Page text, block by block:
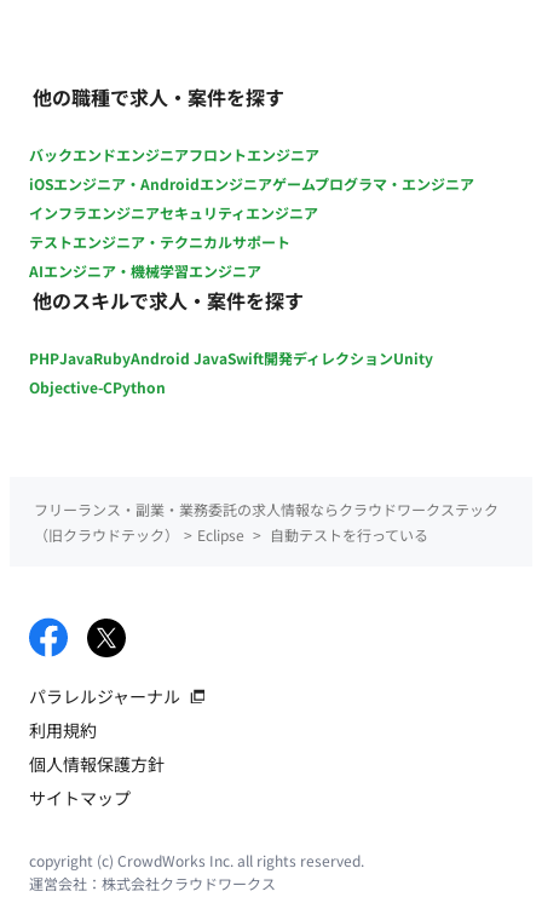
他の職種で求人・案件を探す
バックエンドエンジニアフロントエンジニア
iOSエンジニア・Androidエンジニアゲームプログラマ・エンジニア
インフラエンジニアセキュリティエンジニア
テストエンジニア・テクニカルサポート
AIエンジニア・機械学習エンジニア
他のスキルで求人・案件を探す
PHPJavaRubyAndroid JavaSwift開発ディレクションUnity
Objective-CPython
フリーランス・副業・業務委託の求人情報ならクラウドワークステック
（旧クラウドテック）
> Eclipse > 自動テストを行っている
パラレルジャーナル
利用規約
個人情報保護方針
サイトマップ
copyright (c) CrowdWorks Inc. all rights reserved.
運営会社： 株式会社クラウドワークス